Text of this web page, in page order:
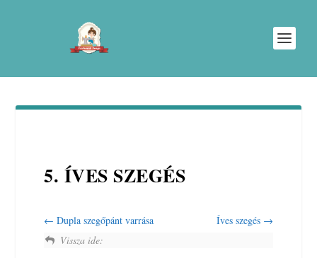
5. ÍVES SZEGÉS
Dupla szegőpánt varrása
Íves szegés
Vissza ide: